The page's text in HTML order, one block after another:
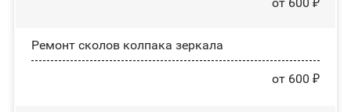
Ремонт сколов колпака зеркала
от 600 ₽